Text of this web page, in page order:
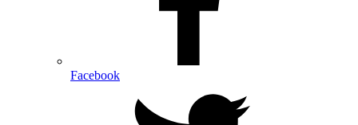
Facebook